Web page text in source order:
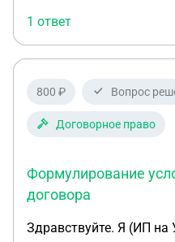
1 ответ
800 ₽ Вопрос
Договорное право
Формулирование
договора
Здравствуйте. Я (ИП на УСН 6%) хочу открыть